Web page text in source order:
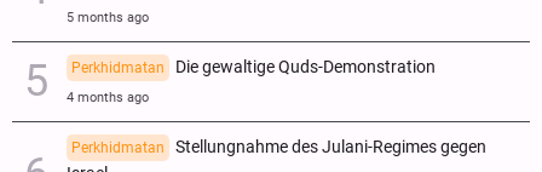
5 months ago
Perkhidmatan Die gewaltige Quds-Demonstration
4 months ago
Perkhidmatan
Stellungnahme des Julani-Regimes gegen